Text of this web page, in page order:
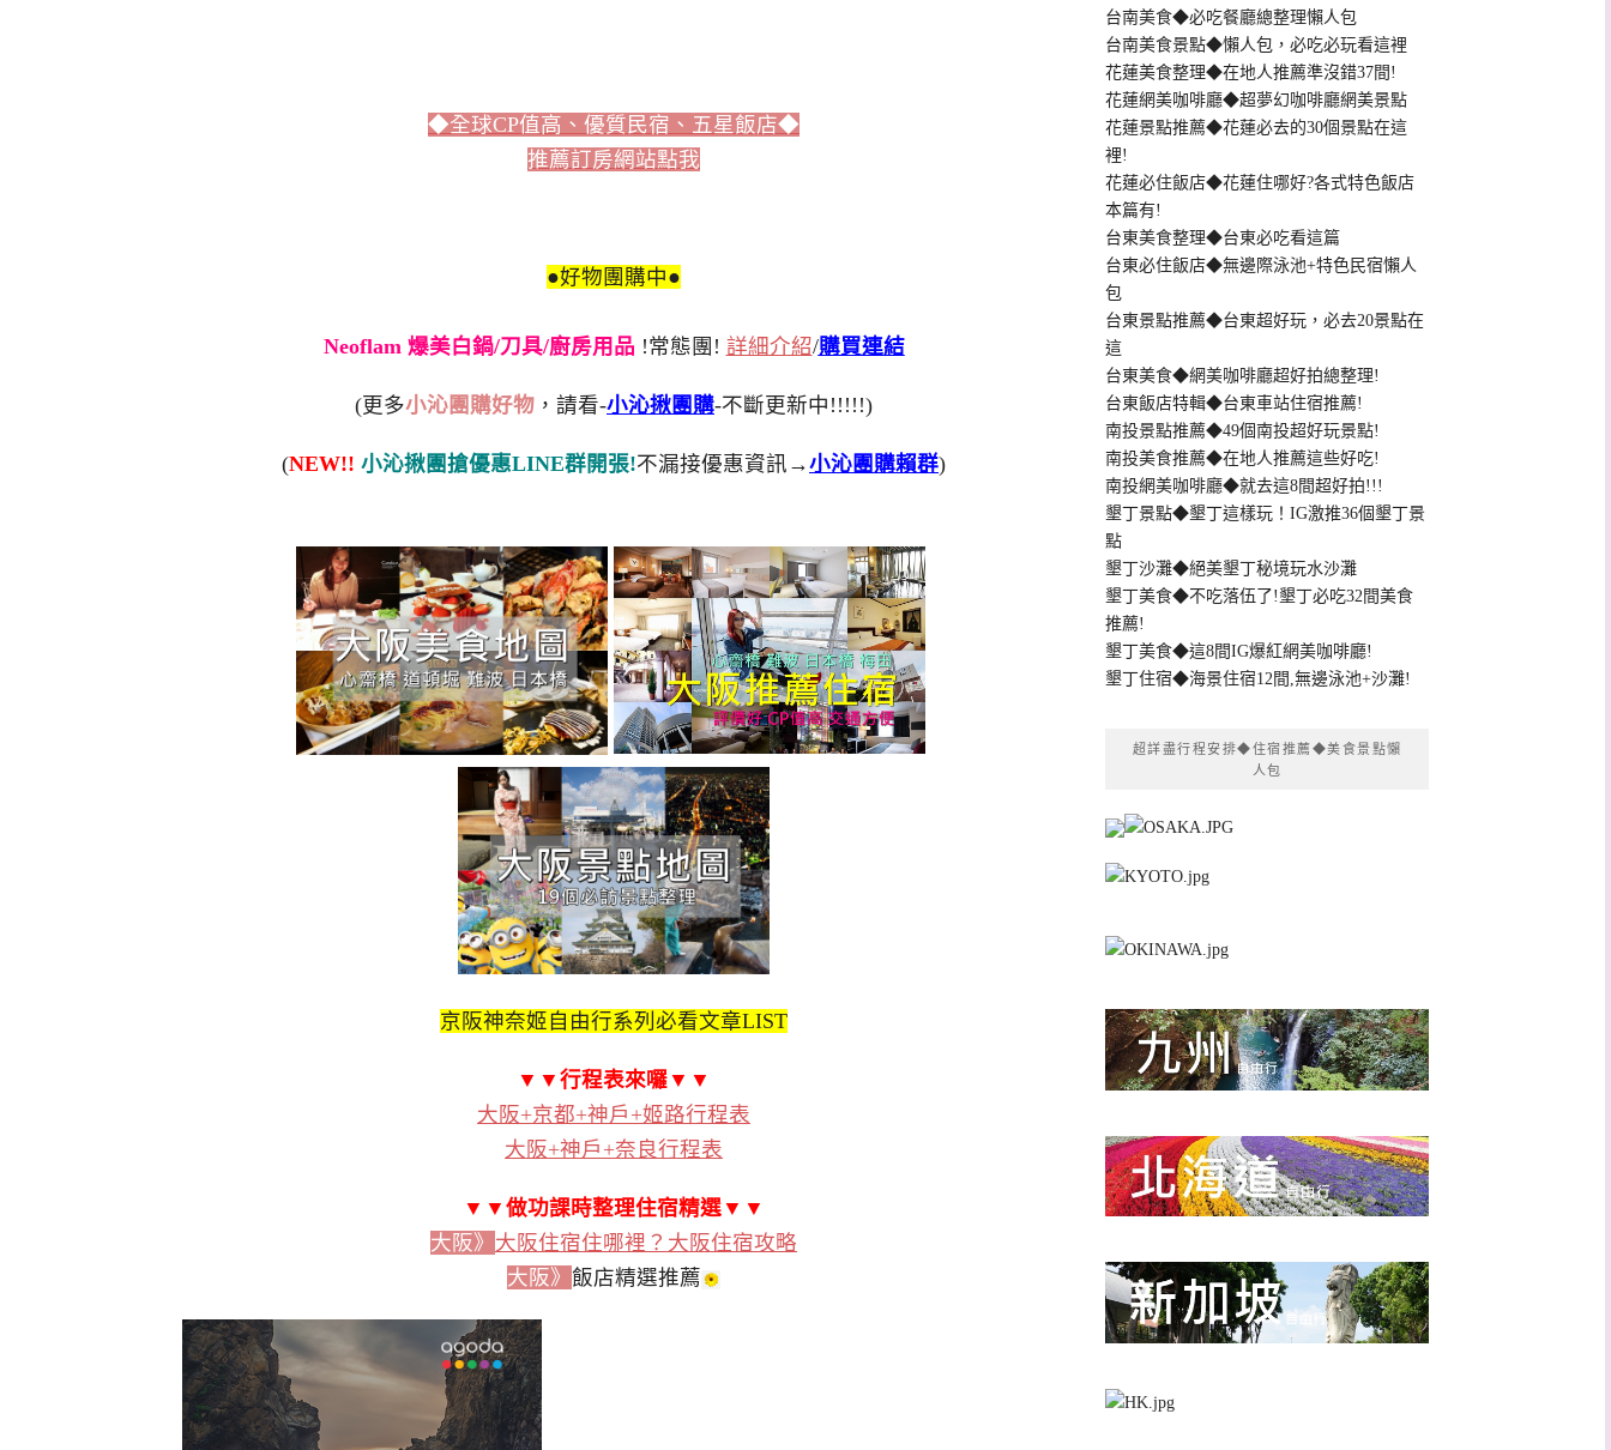
◆全球CP值高、優質民宿、五星飯店◆
推薦訂房網站點我
●好物團購中●
Neoflam 爆美白鍋/刀具/廚房用品 !常態團! 詳細介紹/購買連結
(更多小沁團購好物 ，請看-小沁揪團購-不斷更新中!!!!!)
(NEW!! 小沁揪團搶優惠LINE群開張!不漏接優惠資訊→小沁團購賴群)
京阪神奈姬自由行系列必看文章LIST
▼▼行程表來囉▼▼
大阪+京都+神戶+姬路行程表
大阪+神戶+奈良行程表
▼▼做功課時整理住宿精選▼▼
大阪》 大阪住宿住哪裡？大阪住宿攻略
大阪》 飯店精選推薦
台南美食◆必吃餐廳總整理懶人包
台南美食景點◆懶人包，必吃必玩看這裡
花蓮美食整理◆在地人推薦準沒錯37間!
花蓮網美咖啡廳◆超夢幻咖啡廳網美景點
花蓮景點推薦◆花蓮必去的30個景點在這
裡!
花蓮必住飯店◆花蓮住哪好?各式特色飯店
本篇有!
台東美食整理◆台東必吃看這篇
台東必住飯店◆無邊際泳池+特色民宿懶人
包
台東景點推薦◆台東超好玩，必去20景點在
這
台東美食◆網美咖啡廳超好拍總整理!
台東飯店特輯◆台東車站住宿推薦!
南投景點推薦◆49個南投超好玩景點!
南投美食推薦◆在地人推薦這些好吃!
南投網美咖啡廳◆就去這8間超好拍!!!
墾丁景點◆墾丁這樣玩！IG激推36個墾丁景
點
墾丁沙灘◆絕美墾丁秘境玩水沙灘
墾丁美食◆不吃落伍了!墾丁必吃32間美食
推薦!
墾丁美食◆這8間IG爆紅網美咖啡廳!
墾丁住宿◆海景住宿12間,無邊泳池+沙灘!
超詳盡行程安排◆住宿推薦◆美食景點懶
人包